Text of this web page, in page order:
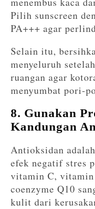
Pilih sunscreen
PA+++ agar
Selain itu,
menyeluruh
ruangan agar
menyumbat pori-
8. Gunakan
Kandungan
Antioksidan
efek negatif stres
vitamin C, vitamin
coenzyme Q10
kulit dari